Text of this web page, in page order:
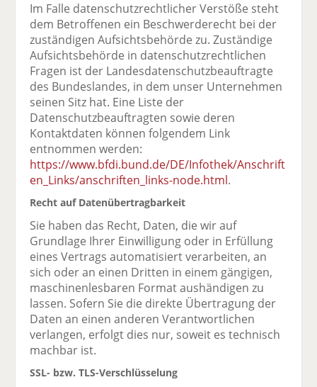
Im Falle datenschutzrechtlicher Verstöße steht
dem Betroffenen ein Beschwerderecht bei der
zuständigen Aufsichtsbehörde zu. Zuständige
Aufsichtsbehörde in datenschutzrechtlichen
Fragen ist der Landesdatenschutzbeauftragte
des Bundeslandes, in dem unser Unternehmen
seinen Sitz hat. Eine Liste der
Datenschutzbeauftragten sowie deren
Kontaktdaten können folgendem Link
entnommen werden:
https://www.bfdi.bund.de/DE/Infothek/Anschrift
en_Links/anschriften_links-node.html.
Recht auf Datenübertragbarkeit
Sie haben das Recht, Daten, die wir auf
Grundlage Ihrer Einwilligung oder in Erfüllung
eines Vertrags automatisiert verarbeiten, an
sich oder an einen Dritten in einem gängigen,
maschinenlesbaren Format aushändigen zu
lassen. Sofern Sie die direkte Übertragung der
Daten an einen anderen Verantwortlichen
verlangen, erfolgt dies nur, soweit es technisch
machbar ist.
SSL- bzw. TLS-Verschlüsselung